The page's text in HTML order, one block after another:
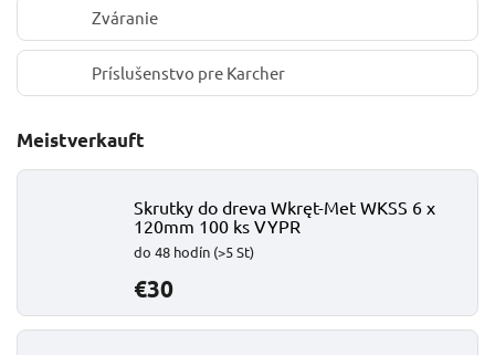
Zváranie
Príslušenstvo pre Karcher
Meistverkauft
Skrutky do dreva Wkręt-Met WKSS 6 x
120mm 100 ks VYPR
do 48 hodín (>5 St)
€30